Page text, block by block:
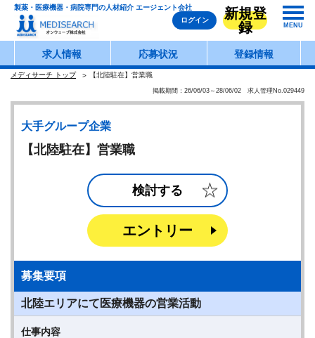
製薬・医療機器・病院専門の人材紹介 エージェント会社
ログイン
新規登
録
MENU
求人情報 応募状況 登録情報
メディサーチ トップ 【北陸駐在】営業職
掲載期間：26/06/03～28/06/02 求人管理No.029449
大手グループ企業
【北陸駐在】営業職
検討する
エントリー
募集要項
北陸エリアにて医療機器の営業活動
仕事内容